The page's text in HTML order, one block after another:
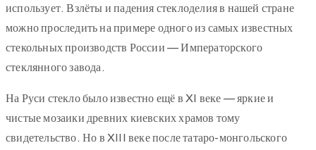
использует. Взлёты и падения стеклоделия в нашей стране
можно проследить на примере одного из самых известных
стекольных производств России — Императорского
стеклянного завода.
На Руси стекло было известно ещё в XI веке — яркие и
чистые мозаики древних киевских храмов тому
свидетельство. Но в XIII веке после татаро-монгольского